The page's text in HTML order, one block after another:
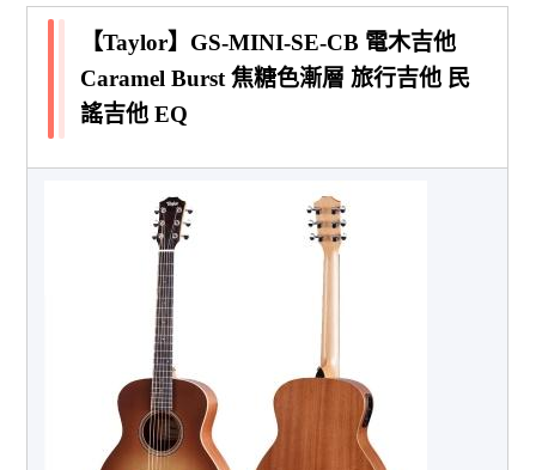
【Taylor】GS-MINI-SE-CB 電木吉他
Caramel Burst 焦糖色漸層 旅行吉他 民
謠吉他 EQ